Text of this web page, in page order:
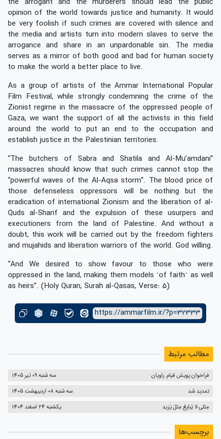
opinion of the world towards justice and humanity. It would
be very foolish if such crimes are covered with silence and
the media and artists turn into modern slaves to serve the
arrogance and share in an unpardonable sin. The media
serves as a mirror of both good and bad for human society
to make the world a better place to live.
As a group of artists of the Ammar International Popular
Film Festival, while strongly condemning the crime of the
Zionist regime in the massacre of the oppressed people of
Gaza, we want the support of all the activists in this field
around the world to put an end to the occupation and
establish justice in the Palestinian territories.
“The butchers of Sabra and Shatila and Al-Mu’amdani”
massacres should know that such crimes cannot stop the
“powerful waves of the Al-Aqsa storm”. The blood price of
those defenseless oppressors will be nothing but the
eradication of international Zionism and the liberation of al-
Quds al-Sharif and the expulsion of these usurpers and
executioners from the land of Palestine. And without a
doubt, this work will be carried out by the freedom fighters
and mujahids and liberation warriors of the world. God willing.
“And We desired to show favour to those who were
oppressed in the land, making them models ˹of faith˺ as well
as heirs”. (Holy Quran, Surah al-Qasas, Verse: 5)
https://ammarfilm.ir/?p=32333
مطالب مرتبط
فراخوان پویش قیام راویان
سه شنبه 09 تیر 1405
تمدید شد
سه شنبه 08 اردیبهشت 1405
مِثلی لا یُبایِعُ مِثلَ یَزید
یکشنبه 24 اسفند 1404
برچسب‌ها